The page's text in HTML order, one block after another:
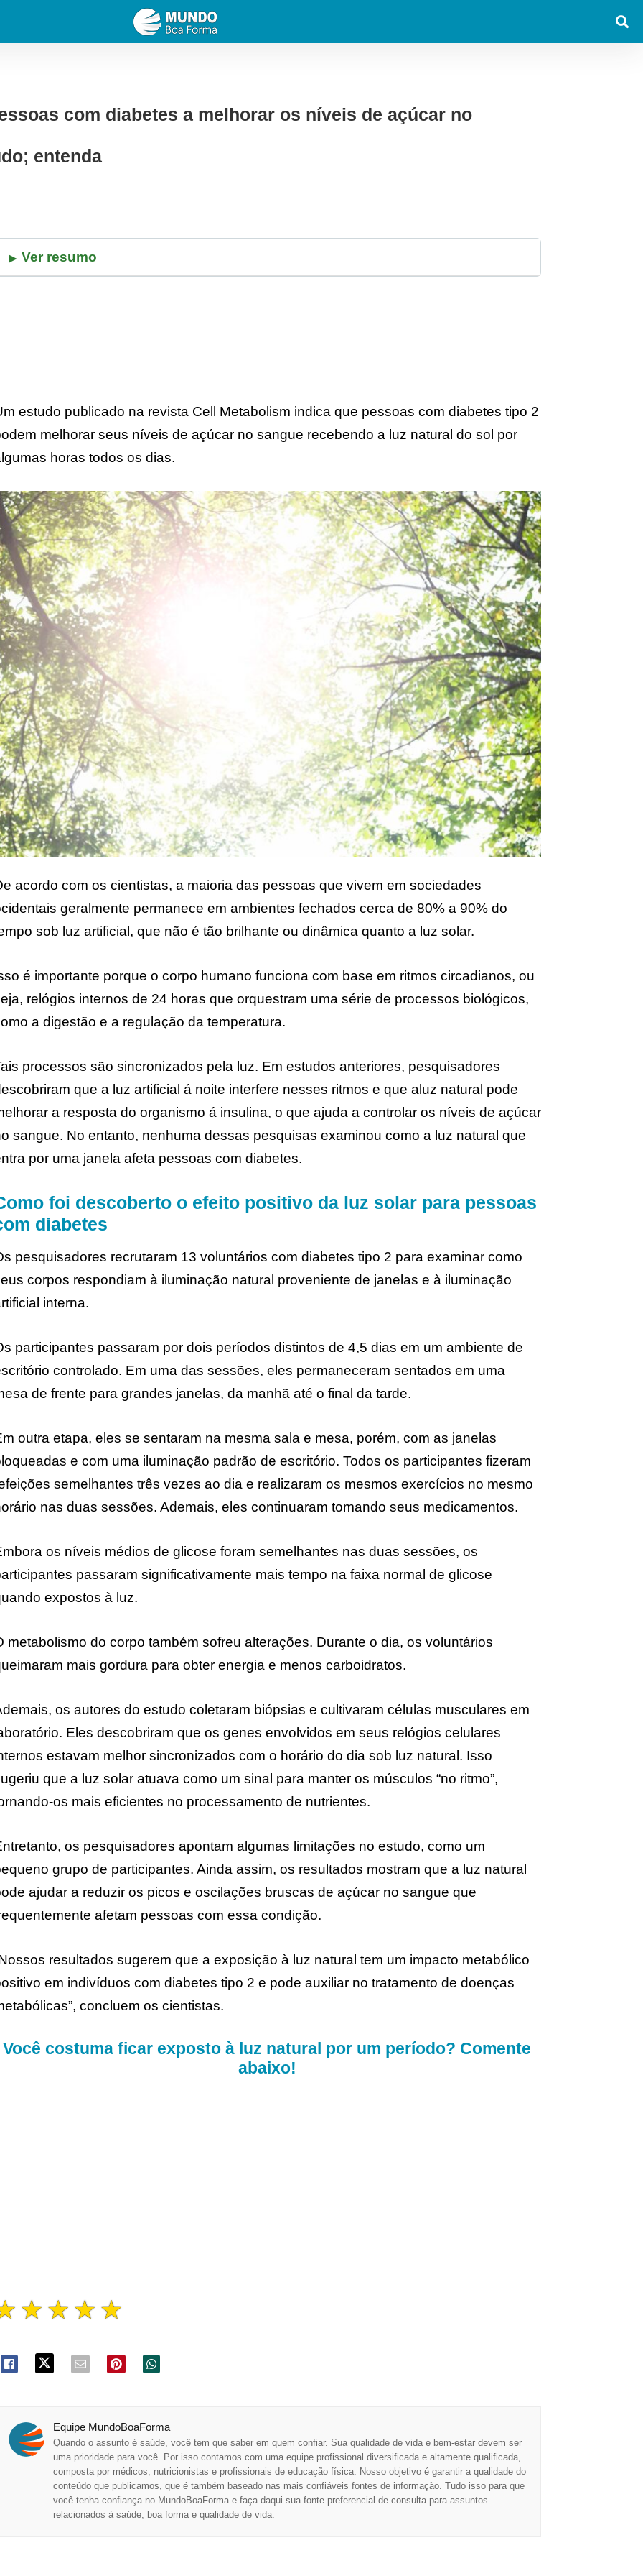
com diabetes a melhorar os níveis de açúcar no
entenda
Ver resumo
estudo publicado na revista Cell Metabolism indica que pessoas com diabetes tipo 2
melhorar seus níveis de açúcar no sangue recebendo a luz natural do sol por
horas todos os dias.
acordo com os cientistas, a maioria das pessoas que vivem em sociedades
geralmente permanece em ambientes fechados cerca de 80% a 90% do
sob luz artificial, que não é tão brilhante ou dinâmica quanto a luz solar.
é importante porque o corpo humano funciona com base em ritmos circadianos, ou
relógios internos de 24 horas que orquestram uma série de processos biológicos,
a digestão e a regulação da temperatura.
processos são sincronizados pela luz. Em estudos anteriores, pesquisadores
que a luz artificial á noite interfere nesses ritmos e que aluz natural pode
a resposta do organismo á insulina, o que ajuda a controlar os níveis de açúcar
sangue. No entanto, nenhuma dessas pesquisas examinou como a luz natural que
por uma janela afeta pessoas com diabetes.
foi descoberto o efeito positivo da luz solar para pessoas
diabetes
pesquisadores recrutaram 13 voluntários com diabetes tipo 2 para examinar como
corpos respondiam à iluminação natural proveniente de janelas e à iluminação
interna.
participantes passaram por dois períodos distintos de 4,5 dias em um ambiente de
controlado. Em uma das sessões, eles permaneceram sentados em uma
de frente para grandes janelas, da manhã até o final da tarde.
outra etapa, eles se sentaram na mesma sala e mesa, porém, com as janelas
e com uma iluminação padrão de escritório. Todos os participantes fizeram
semelhantes três vezes ao dia e realizaram os mesmos exercícios no mesmo
nas duas sessões. Ademais, eles continuaram tomando seus medicamentos.
os níveis médios de glicose foram semelhantes nas duas sessões, os
passaram significativamente mais tempo na faixa normal de glicose
expostos à luz.
metabolismo do corpo também sofreu alterações. Durante o dia, os voluntários
mais gordura para obter energia e menos carboidratos.
os autores do estudo coletaram biópsias e cultivaram células musculares em
Eles descobriram que os genes envolvidos em seus relógios celulares
estavam melhor sincronizados com o horário do dia sob luz natural. Isso
que a luz solar atuava como um sinal para manter os músculos “no ritmo”,
os mais eficientes no processamento de nutrientes.
os pesquisadores apontam algumas limitações no estudo, como um
grupo de participantes. Ainda assim, os resultados mostram que a luz natural
ajudar a reduzir os picos e oscilações bruscas de açúcar no sangue que
afetam pessoas com essa condição.
resultados sugerem que a exposição à luz natural tem um impacto metabólico
em indivíduos com diabetes tipo 2 e pode auxiliar no tratamento de doenças
concluem os cientistas.
Você costuma ficar exposto à luz natural por um período? Comente
abaixo!
☆ ☆ ☆ ☆
Equipe MundoBoaForma
Quando o assunto é saúde, você tem que saber em quem confiar. Sua qualidade de vida e bem-estar devem ser
uma prioridade para você. Por isso contamos com uma equipe profissional diversificada e altamente qualificada,
composta por médicos, nutricionistas e profissionais de educação física. Nosso objetivo é garantir a qualidade do
conteúdo que publicamos, que é também baseado nas mais confiáveis fontes de informação. Tudo isso para que
você tenha confiança no MundoBoaForma e faça daqui sua fonte preferencial de consulta para assuntos
relacionados à saúde, boa forma e qualidade de vida.